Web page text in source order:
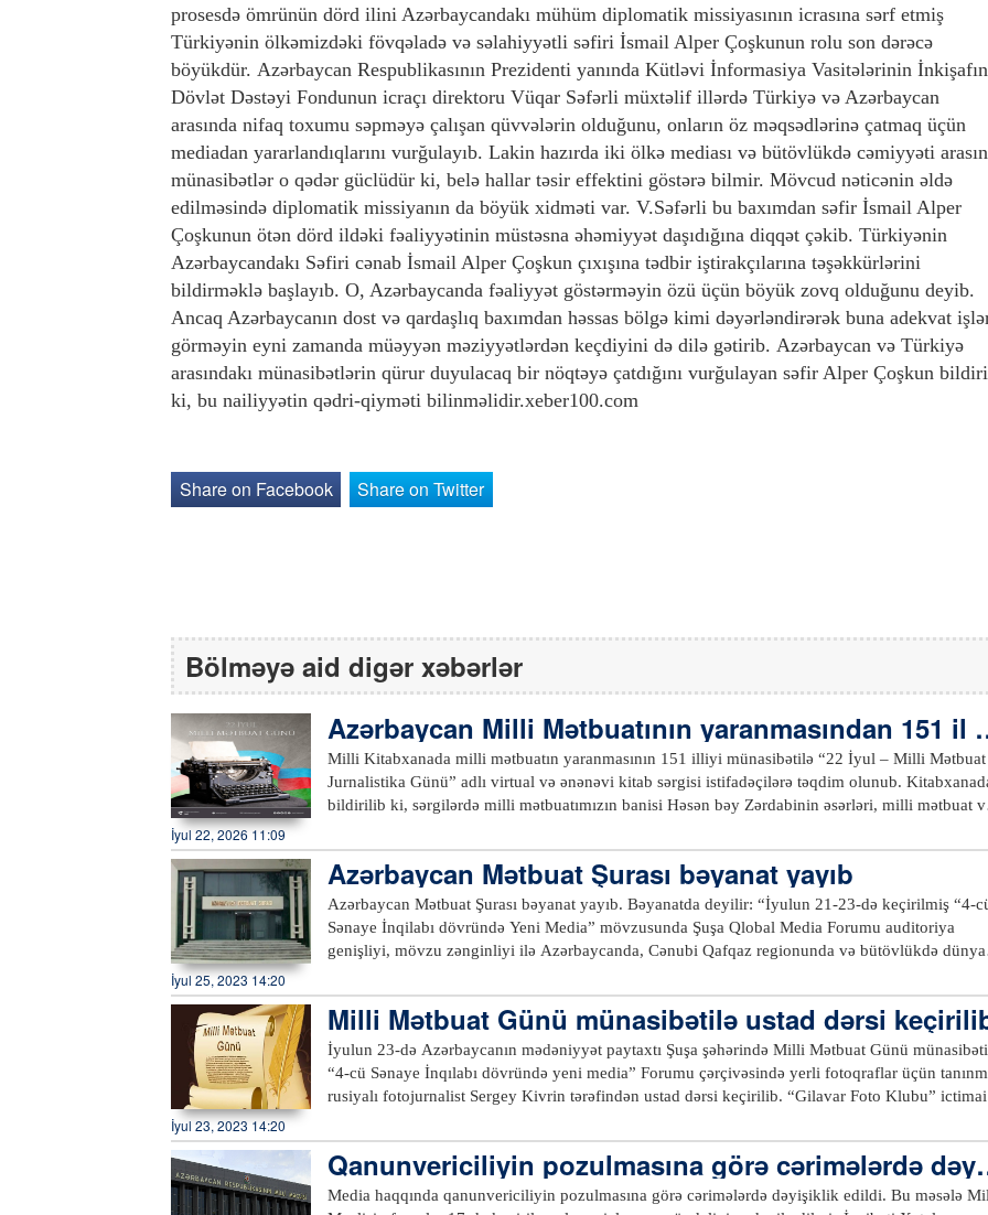
prosesdə ömrünün dörd ilini Azərbaycandakı mühüm diplomatik missiyasının icrasına sərf etmiş
Türkiyənin ölkəmizdəki fövqəladə və səlahiyyətli səfiri İsmail Alper Çoşkunun rolu son dərəcə
böyükdür. Azərbaycan Respublikasının Prezidenti yanında Kütləvi İnformasiya Vasitələrinin
Dövlət Dəstəyi Fondunun icraçı direktoru Vüqar Səfərli müxtəlif illərdə Türkiyə və Azərbaycan
arasında nifaq toxumu səpməyə çalışan qüvvələrin olduğunu, onların öz məqsədlərinə çatmaq üçün
mediadan yararlandıqlarını vurğulayıb. Lakin hazırda iki ölkə mediası və bütövlükdə cəmiyyəti
münasibətlər o qədər güclüdür ki, belə hallar təsir effektini göstərə bilmir. Mövcud nəticənin əldə
edilməsində diplomatik missiyanın da böyük xidməti var. V.Səfərli bu baxımdan səfir İsmail Alper
Çoşkunun ötən dörd ildəki fəaliyyətinin müstəsna əhəmiyyət daşıdığına diqqət çəkib. Türkiyənin
Azərbaycandakı Səfiri cənab İsmail Alper Çoşkun çıxışına tədbir iştirakçılarına təşəkkürlərini
bildirməklə başlayıb. O, Azərbaycanda fəaliyyət göstərməyin özü üçün böyük zovq olduğunu deyib.
Ancaq Azərbaycanın dost və qardaşlıq baxımdan həssas bölgə kimi dəyərləndirərək buna adekvat
görməyin eyni zamanda müəyyən məziyyətlərdən keçdiyini də dilə gətirib. Azərbaycan və Türkiyə
arasındakı münasibətlərin qürur duyulacaq bir nöqtəyə çatdığını vurğulayan səfir Alper Çoşkun
ki, bu nailiyyətin qədri-qiyməti bilinməlidir.xeber100.com
Share on Facebook Share on Twitter
Bölməyə aid digər xəbərlər
Azərbaycan Milli Mətbuatının yaranmasından 151 il
ür…
Milli Kitabxanada milli mətbuatın yaranmasının 151 illiyi münasibətilə “22 İyul – Milli Mətbuat
Jurnalistika Günü” adlı virtual və ənənəvi kitab sərgisi istifadəçilərə təqdim olunub. Kitabxanadan
bildirilib ki, sərgilərdə milli mətbuatımızın banisi Həsən bəy Zərdabinin əsərləri, milli mətbuat
Azərbaycanın dahi ədiblərinin həyat və yaradıcılığını əks etdirən Azərbaycan və xarici dillərdə
ədəbiyyatlar, fotolar, dövri mətbuat səhifələrində dərc olunan materiallar nümayiş edilib. Virtual
sərgi ilə tanış olmaq istəyənlər linkdən istifadə edə bilərlər.
İyul 22, 2026 11:09
Azərbaycan Mətbuat Şurası bəyanat yayıb
Azərbaycan Mətbuat Şurası bəyanat yayıb. Bəyanatda deyilir: “İyulun 21-23-də keçirilmiş “4-cü
Sənaye İnqilabı dövründə Yeni Media” mövzusunda Şuşa Qlobal Media Forumu auditoriya
genişliyi, mövzu zənginliyi ilə Azərbaycanda, Cənubi Qafqaz regionunda və bütövlükdə
rəhbərləri, ekspertlər media və informasiya-kommunikasiya sahəsinin aktual məsələlərini ətraflı
müzakirə etdilər. Təəssüf ki, öz ənənəsinə sadiq qalan Ermənistanın Azərbaycana qarşı apardığı
qaralama kampaniyası hələ tədbirin gedişində özünü göstərməyə başladı. Ölkənin 11 jurnalist
təşkilatı Forumun iştirakçılarına müraciət ünvanlayaraq və yersiz həmkar sentimentallığı nümayiş
etdirərək, əcnəbi media mənsublarını qınadılar, onları Şuşanı tərk etməyə çağırdılar. Müraciətdə,
və bundan mümkün dividend əldə etmək cəhdindən başqa bir şey deyildi. Daha bir məqam erməni
tərəfinin eyni motivli müraciəti beynəlxalq təşkilatlara da ünvanlamasıdır. Həmin müraciətdə
Foruma qarşı bəyanatın verilməsi, tədbirə qatılmış xarici jurnalistlərin fəaliyyətinin pislənilməsi
İyul 25, 2023 14:20
Milli Mətbuat Günü münasibətilə ustad dərsi
İyulun 23-də Azərbaycanın mədəniyyət paytaxtı Şuşa şəhərində Milli Mətbuat Günü
“4-cü Sənaye İnqılabı dövründə yeni media” Forumu çərçivəsində yerli fotoqraflar üçün
rusiyalı fotojurnalist Sergey Kivrin tərəfindən ustad dərsi keçirilib. “Gilavar Foto Klubu” ictimai
Şuşada olmağın sevincini yaşayan gənclər təlimdən əvvəl şəhəri gəziblər. Fotoqraflar öz
arxivləri üçün Cıdır düzündə, Molla Pənah Vaqifin türbəsi, Xan qızı Natəvanın dağıdılmış evinin
qarşısında, Şuşa qalasında və mədəniyyət paytaxtının digər görməli yerlərində fotolar çəkiblər.
Tədbirin əvvəlində, təlimçi gənc iştirakçılara öz peşəkar fəaliyyəti haqqında məlumat verib, uzun
İyul 23, 2023 14:20
Qanunvericiliyin pozulmasına görə cərimələrdə
klik edildi
Media haqqında qanunvericiliyin pozulmasına görə cərimələrdə dəyişiklik edildi. Bu məsələ Milli